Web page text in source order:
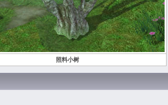
照料小树